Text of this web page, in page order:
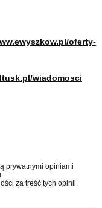
oferty-
wiadomosci
prywatnymi opiniami
za treść tych opinii.